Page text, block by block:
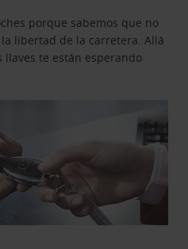
porque sabemos que no
libertad de la carretera. Allá
llaves te están esperando